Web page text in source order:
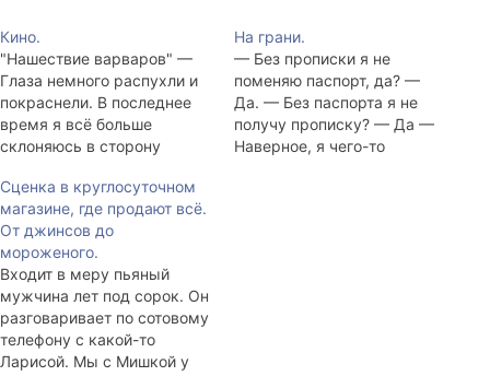
Кино.
"Нашествие варваров" —
Глаза немного распухли и
покраснели. В последнее
время я всё больше
склоняюсь в сторону
Гишковец со своими
простыми и доходчивыми
текстами цепляет сильно;
банальная история о том,
как ещё-не-старик
умирает от рака и его дети,
его друзья, его жена
стараются сделать всё,
чтобы последние дни
На грани.
— Без прописки я не
поменяю паспорт, да? —
Да. — Без паспорта я не
получу прописку? — Да —
Наверное, я чего-то
Сценка в круглосуточном
магазине, где продают всё.
От джинсов до
мороженого.
Входит в меру пьяный
мужчина лет под сорок. Он
разговаривает по сотовому
телефону с какой-то
Ларисой. Мы с Мишкой у